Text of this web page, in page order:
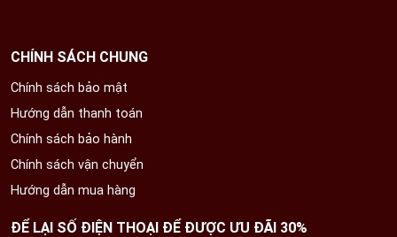
CHÍNH SÁCH CHUNG
Chính sách bảo mật
Hướng dẫn thanh toán
Chính sách bảo hành
Chính sách vận chuyển
Hướng dẫn mua hàng
ĐỂ LẠI SỐ ĐIỆN THOẠI ĐỂ ĐƯỢC ƯU ĐÃI 30%